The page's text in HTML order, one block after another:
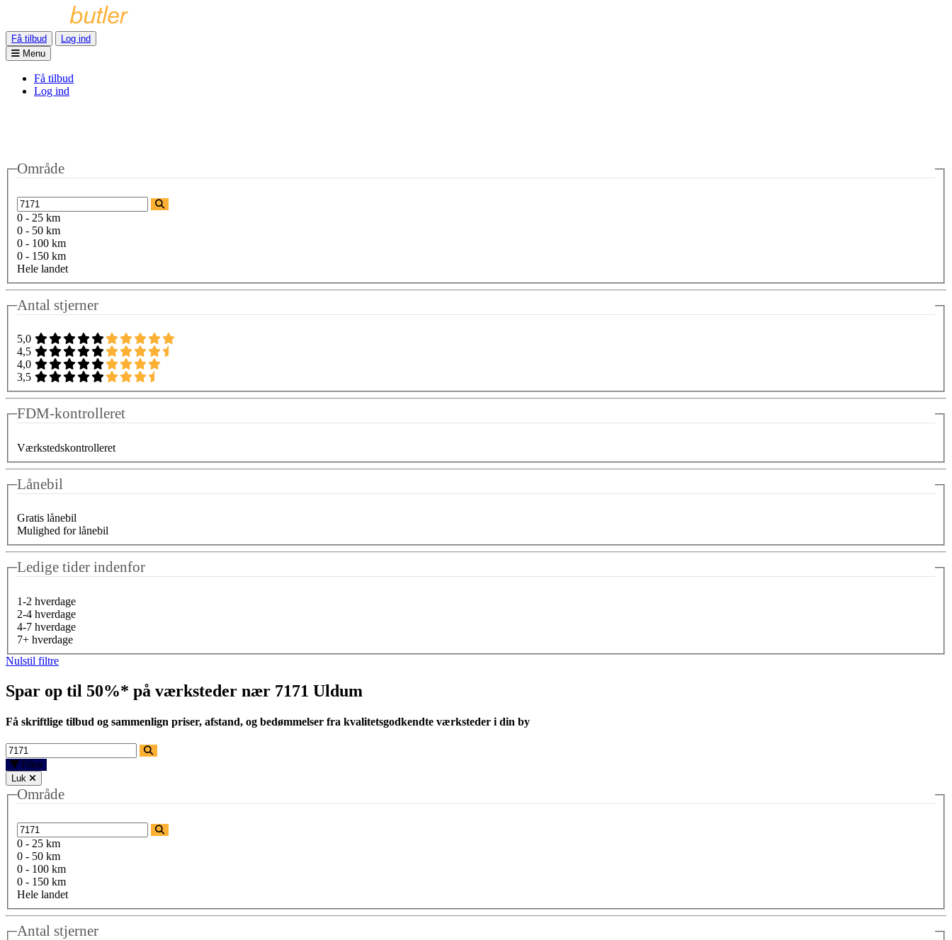
Få tilbud
Log ind
Menu
Få tilbud
Log ind
Område
0 - 25 km
0 - 50 km
0 - 100 km
0 - 150 km
Hele landet
Antal stjerner
5,0
4,5
4,0
3,5
FDM-kontrolleret
Værkstedskontrolleret
Lånebil
Gratis lånebil
Mulighed for lånebil
Ledige tider indenfor
1-2 hverdage
2-4 hverdage
4-7 hverdage
7+ hverdage
Nulstil filtre
Spar op til 50%* på værksteder nær 7171 Uldum
Få skriftlige tilbud og sammenlign priser, afstand, og bedømmelser fra kvalitetsgodkendte værksteder i din by
Filtre
Luk
Område
0 - 25 km
0 - 50 km
0 - 100 km
0 - 150 km
Hele landet
Antal stjerner